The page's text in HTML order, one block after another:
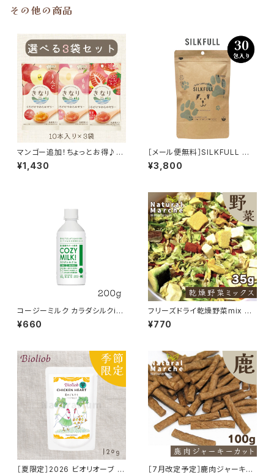
その他の商品
マンゴー追加！ちょっとお得♪
［選べるセット］きなり くちどけや
わらかゼリー
¥1,430
［メール便無料］SILKFULL 犬
の腎臓ケアサプリメント 30包入
り シルクフル
¥3,800
コージーミルク カラダシルクin
200g 甘酒 シルクフル
¥660
フリーズドライ乾燥野菜mix 35
g
¥770
［夏限定］2026 ビオリオーブ 鶏
［7月改定予定］鹿肉ジャーキー